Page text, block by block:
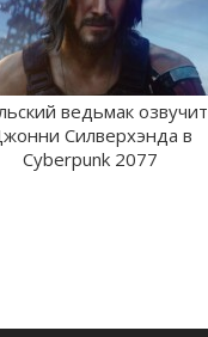
ведьмак озвучит
Силверхэнда в
Cyberpunk 2077